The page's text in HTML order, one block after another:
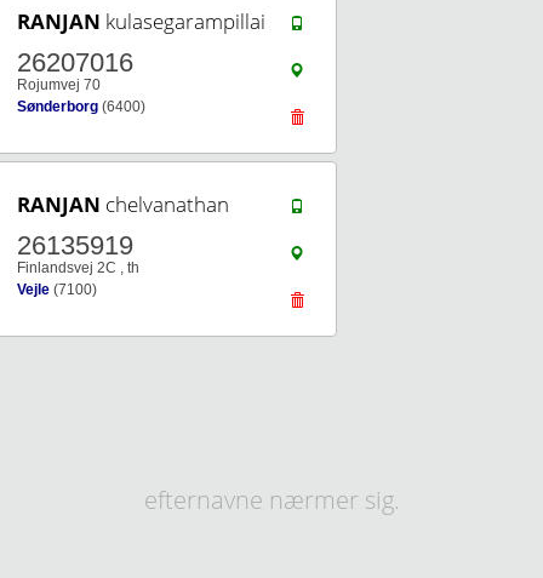
RANJAN kulasegarampillai
26207016
Rojumvej 70
Sønderborg (6400)
RANJAN chelvanathan
26135919
Finlandsvej 2C , th
Vejle (7100)
efternavne nærmer sig.